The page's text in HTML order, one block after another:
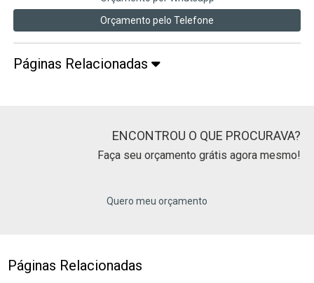
Orçamento pelo Telefone
Páginas Relacionadas
ENCONTROU O QUE PROCURAVA?
Faça seu orçamento grátis agora mesmo!
Quero meu orçamento
Páginas Relacionadas